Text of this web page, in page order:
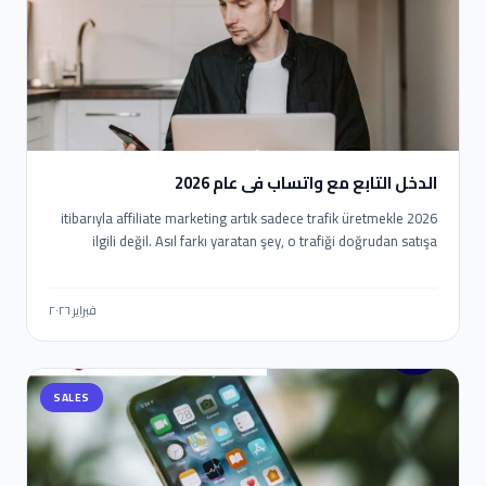
الدخل التابع مع واتساب في عام 2026
2026 itibarıyla affiliate marketing artık sadece trafik üretmekle
ilgili değil. Asıl farkı yaratan şey, o trafiği doğrudan satışa
açılma oranları düşerken, WhatsApp mesajlarının okunma oranı
burada kritik fark şu: Manuel mesaj atanlar değil, otomasyon
kuranlar kazanıyor.
فبراير ٢٠٢٦
SALES